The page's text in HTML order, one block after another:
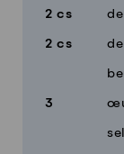
2 cs
2 cs
3